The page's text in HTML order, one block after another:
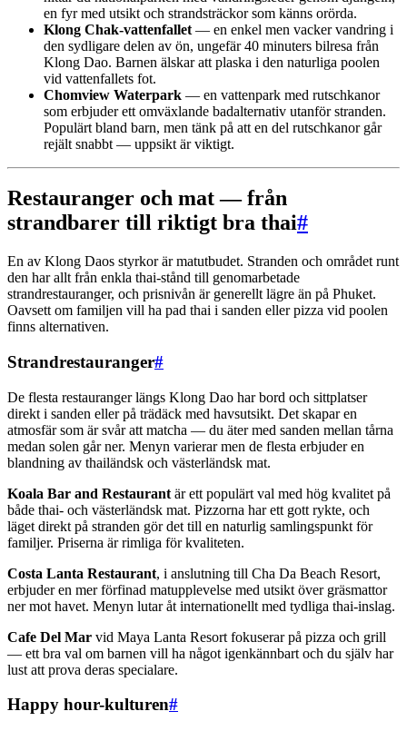
en fyr med utsikt och strandsträckor som känns orörda.
Klong Chak-vattenfallet — en enkel men vacker vandring i
den sydligare delen av ön, ungefär 40 minuters bilresa från
Klong Dao. Barnen älskar att plaska i den naturliga poolen
vid vattenfallets fot.
Chomview Waterpark — en vattenpark med rutschkanor
som erbjuder ett omväxlande badalternativ utanför stranden.
Populärt bland barn, men tänk på att en del rutschkanor går
rejält snabbt — uppsikt är viktigt.
Restauranger och mat — från
strandbarer till riktigt bra thai#
En av Klong Daos styrkor är matutbudet. Stranden och området runt
den har allt från enkla thai-stånd till genomarbetade
strandrestauranger, och prisnivån är generellt lägre än på Phuket.
Oavsett om familjen vill ha pad thai i sanden eller pizza vid poolen
finns alternativen.
Strandrestauranger#
De flesta restauranger längs Klong Dao har bord och sittplatser
direkt i sanden eller på trädäck med havsutsikt. Det skapar en
atmosfär som är svår att matcha — du äter med sanden mellan tårna
medan solen går ner. Menyn varierar men de flesta erbjuder en
blandning av thailändsk och västerländsk mat.
Koala Bar and Restaurant är ett populärt val med hög kvalitet på
både thai- och västerländsk mat. Pizzorna har ett gott rykte, och
läget direkt på stranden gör det till en naturlig samlingspunkt för
familjer. Priserna är rimliga för kvaliteten.
Costa Lanta Restaurant, i anslutning till Cha Da Beach Resort,
erbjuder en mer förfinad matupplevelse med utsikt över gräsmattor
ner mot havet. Menyn lutar åt internationellt med tydliga thai-inslag.
Cafe Del Mar vid Maya Lanta Resort fokuserar på pizza och grill
— ett bra val om barnen vill ha något igenkännbart och du själv har
lust att prova deras specialare.
Happy hour-kulturen#